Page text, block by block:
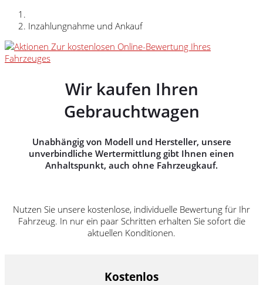
Inzahlungnahme und Ankauf
Zur kostenlosen Online-Bewertung Ihres
Fahrzeuges
Wir kaufen Ihren
Gebrauchtwagen
Unabhängig von Modell und Hersteller, unsere
unverbindliche Wertermittlung gibt Ihnen einen
Anhaltspunkt, auch ohne Fahrzeugkauf.
Nutzen Sie unsere kostenlose, individuelle Bewertung für Ihr
Fahrzeug. In nur ein paar Schritten erhalten Sie sofort die
aktuellen Konditionen.
Kostenlos